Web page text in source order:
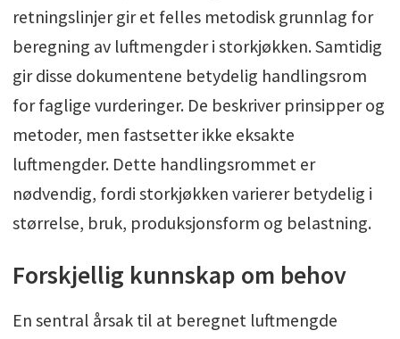
retningslinjer gir et felles metodisk grunnlag for
beregning av luftmengder i storkjøkken. Samtidig
gir disse dokumentene betydelig handlingsrom
for faglige vurderinger. De beskriver prinsipper og
metoder, men fastsetter ikke eksakte
luftmengder. Dette handlingsrommet er
nødvendig, fordi storkjøkken varierer betydelig i
størrelse, bruk, produksjonsform og belastning.
Forskjellig kunnskap om behov
En sentral årsak til at beregnet luftmengde